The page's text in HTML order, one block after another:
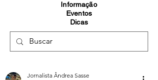
Informação
Eventos
Dicas
Jornalista Ândrea Sasse